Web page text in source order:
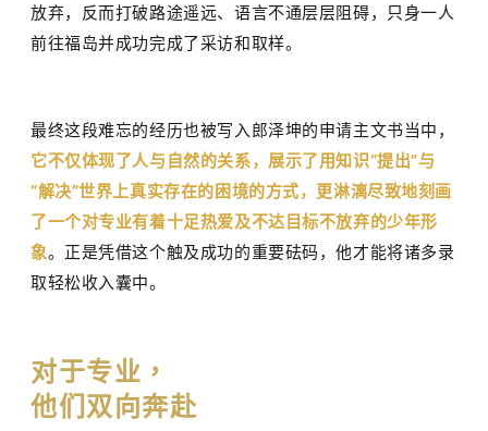
放弃，反而打破路途遥远、语言不通层层阻碍，只身一人
前往福岛并成功完成了采访和取样。
最终这段难忘的经历也被写入郎泽坤的申请主文书当中，
它不仅体现了人与自然的关系，展示了用知识“提出”与
“解决”世界上真实存在的困境的方式，更淋漓尽致地刻画
了一个对专业有着十足热爱及不达目标不放弃的少年形
象。正是凭借这个触及成功的重要砝码，他才能将诸多录
取轻松收入囊中。
对于专业，
他们双向奔赴